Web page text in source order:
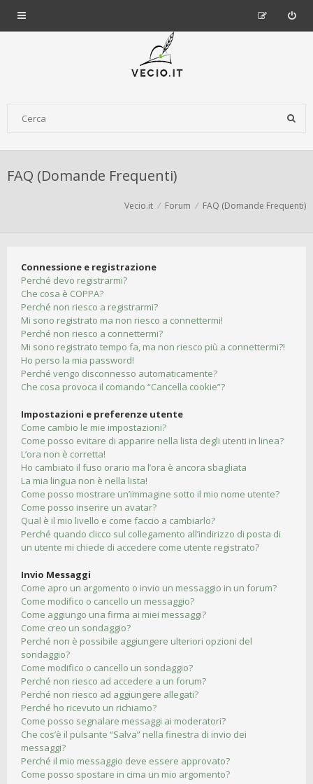
FAQ (Domande Frequenti)
Vecio.it Forum FAQ (Domande Frequenti)
Connessione e registrazione
Perché devo registrarmi?
Che cosa è COPPA?
Perché non riesco a registrarmi?
Mi sono registrato ma non riesco a connettermi!
Perché non riesco a connettermi?
Mi sono registrato tempo fa, ma non riesco più a connettermi?!
Ho perso la mia password!
Perché vengo disconnesso automaticamente?
Che cosa provoca il comando “Cancella cookie”?
Impostazioni e preferenze utente
Come cambio le mie impostazioni?
Come posso evitare di apparire nella lista degli utenti in linea?
L’ora non è corretta!
Ho cambiato il fuso orario ma l’ora è ancora sbagliata
La mia lingua non è nella lista!
Come posso mostrare un’immagine sotto il mio nome utente?
Come posso inserire un avatar?
Qual è il mio livello e come faccio a cambiarlo?
Perché quando clicco sul collegamento all’indirizzo di posta di
un utente mi chiede di accedere come utente registrato?
Invio Messaggi
Come apro un argomento o invio un messaggio in un forum?
Come modifico o cancello un messaggio?
Come aggiungo una firma ai miei messaggi?
Come creo un sondaggio?
Perché non è possibile aggiungere ulteriori opzioni del
sondaggio?
Come modifico o cancello un sondaggio?
Perché non riesco ad accedere a un forum?
Perché non riesco ad aggiungere allegati?
Perché ho ricevuto un richiamo?
Come posso segnalare messaggi ai moderatori?
Che cos’è il pulsante “Salva” nella finestra di invio dei
messaggi?
Perché il mio messaggio deve essere approvato?
Come posso spostare in cima un mio argomento?